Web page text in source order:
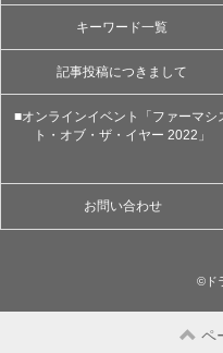
キーワード一覧
記事投稿につきまして
■オンラインイベント「ファーマシ
ト・オブ・ザ・イヤー 2022」
お問い合わせ
©ド
ペ